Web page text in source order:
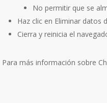
No permitir que se
Haz clic en Eliminar datos
Cierra y reinicia el
Para más información sobre